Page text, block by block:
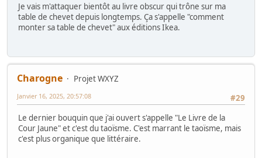
Je vais m'attaquer bientôt au livre obscur qui trône sur ma
table de chevet depuis longtemps. Ça s'appelle "comment
monter sa table de chevet" aux éditions Ikea.
Charogne
Projet WXYZ
#29
Janvier 16, 2025, 20:57:08
Le dernier bouquin que j'ai ouvert s'appelle "Le Livre de la
Cour Jaune" et c'est du taoïsme. C'est marrant le taoïsme, mais
c'est plus organique que littéraire.